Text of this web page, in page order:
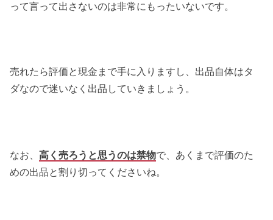
って言って出さないのは非常にもったいないです。
売れたら評価と現金まで手に入りますし、出品自体はタ
ダなので迷いなく出品していきましょう。
なお、高く売ろうと思うのは禁物で、あくまで評価のた
めの出品と割り切ってくださいね。